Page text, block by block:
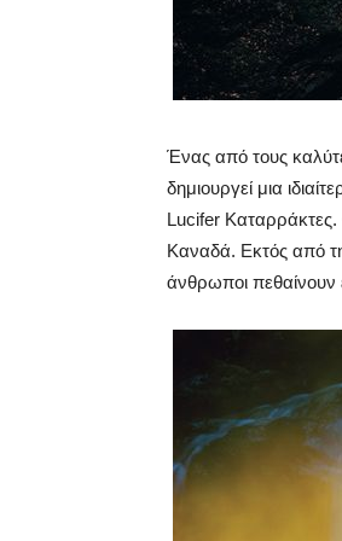
Ένας από τους
δημιουργεί μια
Lucifer Καταρράκτες.
Καναδά. Εκτός από
άνθρωποι πεθαίνουν